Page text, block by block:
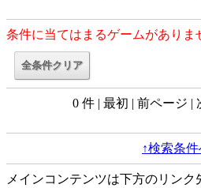
条件に当てはまるゲームがありま
0 件 | 最初 | 前ページ |
↑検索条
メインコンテンツは下方のリンク